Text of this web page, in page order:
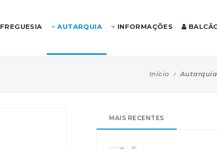
FREGUESIA AUTARQUIA INFORMAÇÕES
Início Autarquia
MAIS RECENTES